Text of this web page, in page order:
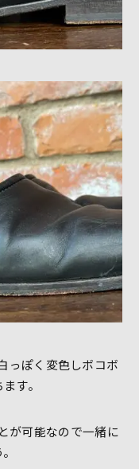
っぽく変色しボコボ
す。
が可能なので一緒に